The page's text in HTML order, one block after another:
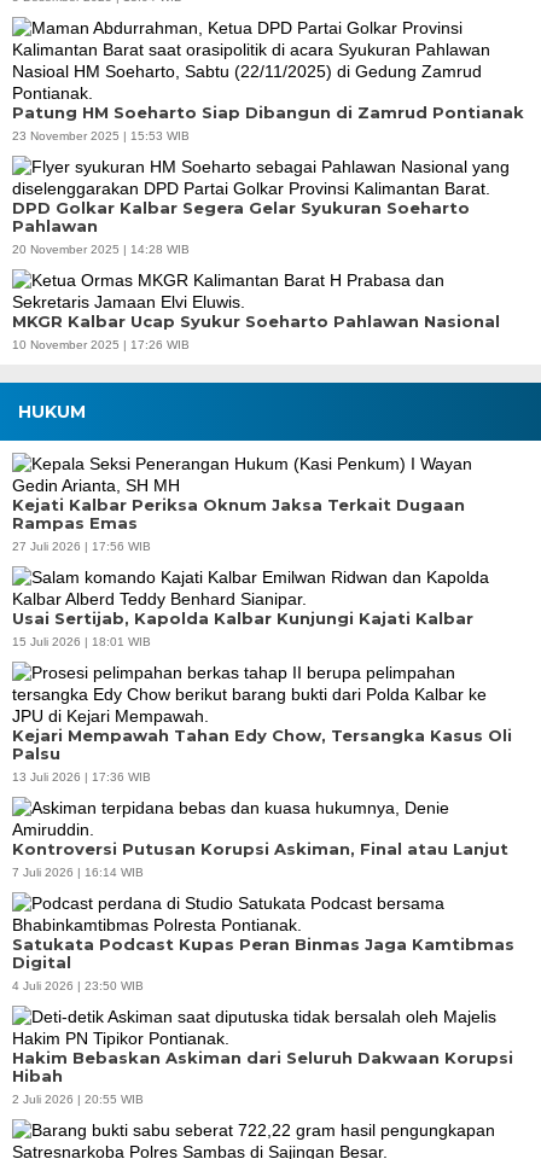
Patung HM Soeharto Siap Dibangun di Zamrud Pontianak
23 November 2025 | 15:53 WIB
DPD Golkar Kalbar Segera Gelar Syukuran Soeharto
Pahlawan
20 November 2025 | 14:28 WIB
MKGR Kalbar Ucap Syukur Soeharto Pahlawan Nasional
10 November 2025 | 17:26 WIB
HUKUM
Kejati Kalbar Periksa Oknum Jaksa Terkait Dugaan
Rampas Emas
27 Juli 2026 | 17:56 WIB
Usai Sertijab, Kapolda Kalbar Kunjungi Kajati Kalbar
15 Juli 2026 | 18:01 WIB
Kejari Mempawah Tahan Edy Chow, Tersangka Kasus Oli
Palsu
13 Juli 2026 | 17:36 WIB
Kontroversi Putusan Korupsi Askiman, Final atau Lanjut
7 Juli 2026 | 16:14 WIB
Satukata Podcast Kupas Peran Binmas Jaga Kamtibmas
Digital
4 Juli 2026 | 23:50 WIB
Hakim Bebaskan Askiman dari Seluruh Dakwaan Korupsi
Hibah
2 Juli 2026 | 20:55 WIB